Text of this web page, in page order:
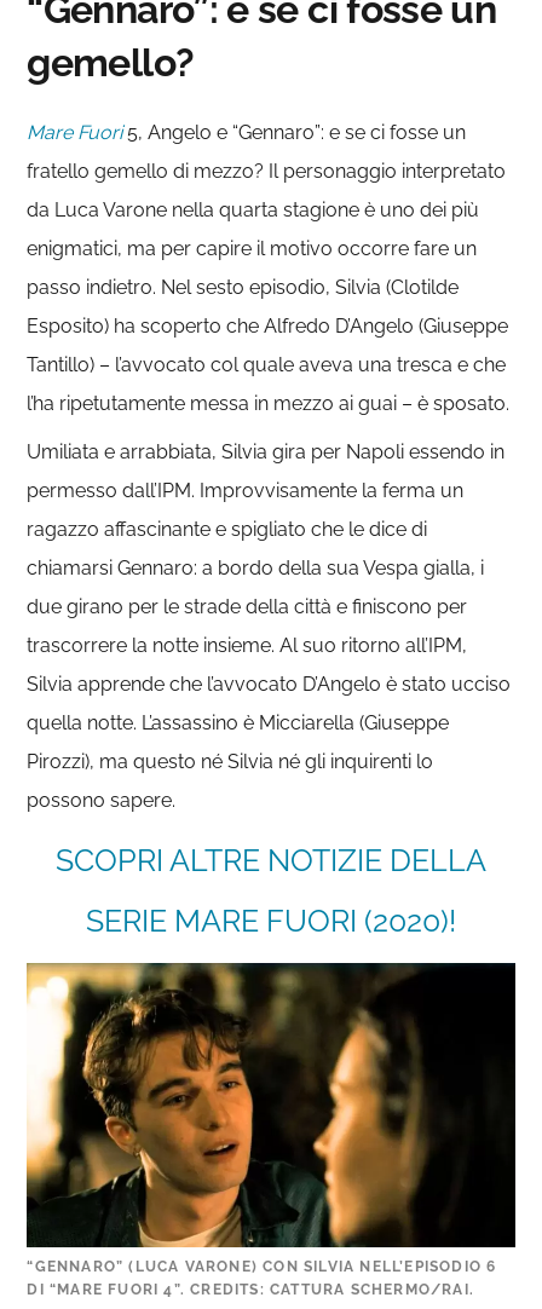
gemello?
Mare Fuori5, Angelo e “Gennaro”: e se ci fosse un
fratello gemello di mezzo? Il personaggio interpretato
da Luca Varone nella quarta stagione è uno dei più
enigmatici, ma per capire il motivo occorre fare un
passo indietro. Nel sesto episodio, Silvia (Clotilde
Esposito) ha scoperto che Alfredo D’Angelo (Giuseppe
Tantillo) – l’avvocato col quale aveva una tresca e che
l’ha ripetutamente messa in mezzo ai guai – è sposato.
Umiliata e arrabbiata, Silvia gira per Napoli essendo in
permesso dall’IPM. Improvvisamente la ferma un
ragazzo affascinante e spigliato che le dice di
chiamarsi Gennaro: a bordo della sua Vespa gialla, i
due girano per le strade della città e finiscono per
trascorrere la notte insieme. Al suo ritorno all’IPM,
Silvia apprende che l’avvocato D’Angelo è stato ucciso
quella notte. L’assassino è Micciarella (Giuseppe
Pirozzi), ma questo né Silvia né gli inquirenti lo
possono sapere.
SCOPRI ALTRE NOTIZIE DELLA
SERIE MARE FUORI (2020)!
“GENNARO” (LUCA VARONE) CON SILVIA NELL’EPISODIO 6
DI “MARE FUORI 4”. CREDITS: CATTURA SCHERMO/RAI.